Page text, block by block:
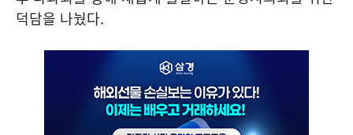
덕담을 나눴다.